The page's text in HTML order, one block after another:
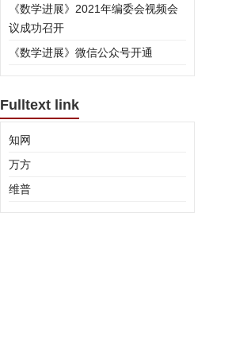
《数学进展》2021年编委会视频会
议成功召开
《数学进展》微信公众号开通
Fulltext link
知网
万方
维普